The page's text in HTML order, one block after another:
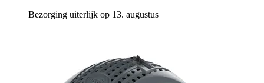
Bezorging uiterlijk op 13. augustus